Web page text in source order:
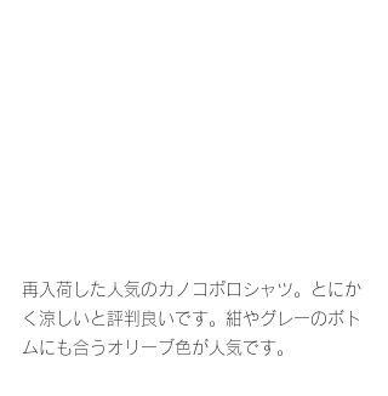
再入荷した人気のカノコポロシャツ。とにか
く涼しいと評判良いです。紺やグレーのボト
ムにも合うオリーブ色が人気です。